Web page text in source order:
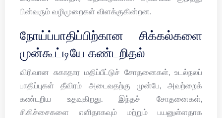
பின்வரும் வழிமுறைகள் விளக்குகின்றன.
நோய்ப்பாதிப்பிற்கான சிக்கல்களை
முன்கூட்டியே கண்டறிதல்
விரிவான சுகாதார மதிப்பீட்டுச் சோதனைகள், உடல்நலப்
பாதிப்புகள் தீவிரம் அடைவதற்கு முன்பே, அவற்றைக்
கண்டறிய உதவுகிறது. இந்தச் சோதனைகள்,
சிகிச்சைகளை எளிதாகவும் மற்றும் பயனுள்ளதாக